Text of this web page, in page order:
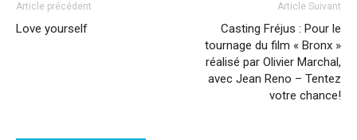
Article précédent
Love yourself
Article Suivant
Casting Fréjus : Pour le
tournage du film « Bronx »
réalisé par Olivier Marchal,
avec Jean Reno – Tentez
votre chance!